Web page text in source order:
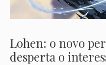
Lohen: o novo
desperta o